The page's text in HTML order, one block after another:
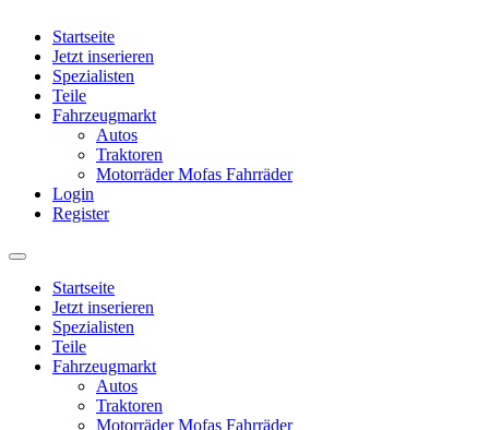
Startseite
Jetzt inserieren
Spezialisten
Teile
Fahrzeugmarkt
Autos
Traktoren
Motorräder Mofas Fahrräder
Login
Register
Startseite
Jetzt inserieren
Spezialisten
Teile
Fahrzeugmarkt
Autos
Traktoren
Motorräder Mofas Fahrräder